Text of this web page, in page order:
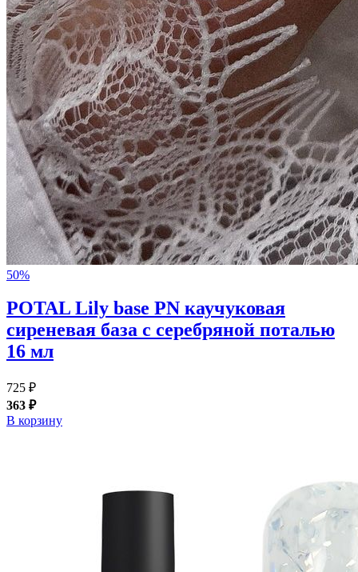
50%
POTAL Lily base PN каучуковая
сиреневая база с серебряной поталью
16 мл
725 ₽
363 ₽
В корзину